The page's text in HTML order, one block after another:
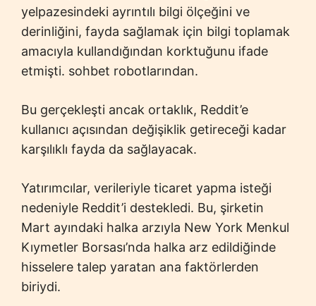
yelpazesindeki ayrıntılı bilgi ölçeğini ve
derinliğini, fayda sağlamak için bilgi toplamak
amacıyla kullandığından korktuğunu ifade
etmişti. sohbet robotlarından.
Bu gerçekleşti ancak ortaklık, Reddit’e
kullanıcı açısından değişiklik getireceği kadar
karşılıklı fayda da sağlayacak.
Yatırımcılar, verileriyle ticaret yapma isteği
nedeniyle Reddit’i destekledi. Bu, şirketin
Mart ayındaki halka arzıyla New York Menkul
Kıymetler Borsası’nda halka arz edildiğinde
hisselere talep yaratan ana faktörlerden
biriydi.